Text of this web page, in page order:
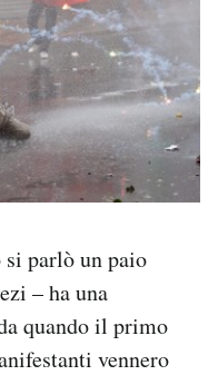
parlò un paio
– ha una
quando il primo
vennero